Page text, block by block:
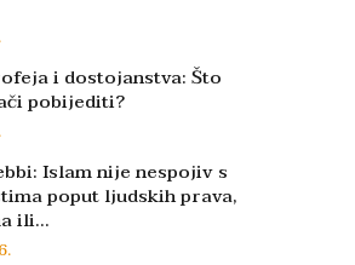
i dostojanstva: Što
pobijediti?
Islam nije nespojiv s
poput ljudskih prava,
ili…